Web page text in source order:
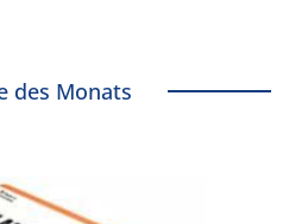
des Monats